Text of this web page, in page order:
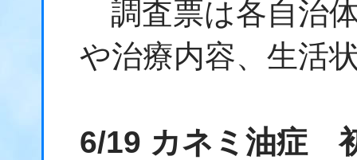
調査票は各自治
や治療内容、生活
6/19 カネミ油症